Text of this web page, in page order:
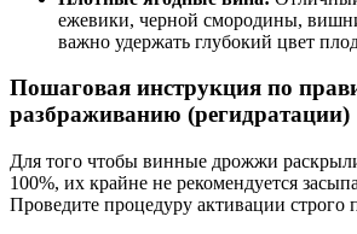
ежевики, черной смородины,
важно удержать глубокий цвет
Пошаговая инструкция по
разбраживанию (регидратации)
Для того чтобы винные дрожжи
100%, их крайне не рекомендуется
Проведите процедуру активации строго